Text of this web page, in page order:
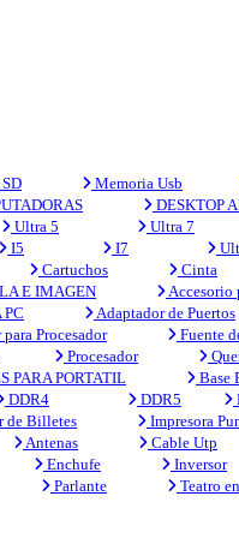
Memoria Usb
DESKTOP
Ultra 5 Ultra 7
I5 I7
Cartuchos Cinta
E IMAGEN Accesorio
PC Adaptador de Puertos
Procesador Fuente
Procesador
PARA PORTATIL Base
DDR4 DDR5
de Billetes Impresora
Antenas Cable Utp
Enchufe Inversor
Parlante Teatro